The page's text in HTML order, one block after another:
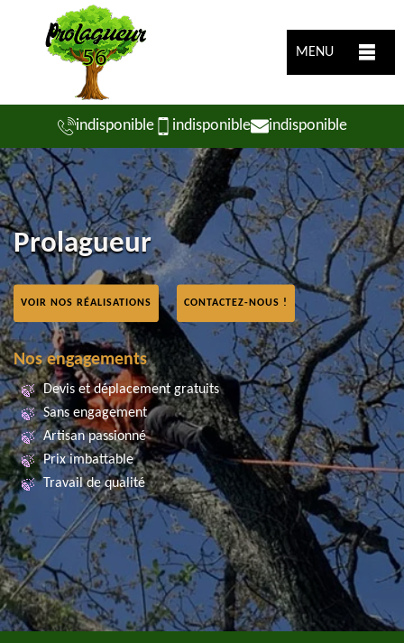
MENU
indisponible indisponible indisponible
Prolagueur
VOIR NOS RÉALISATIONS CONTACTEZ-NOUS !
Nos engagements
Devis et déplacement gratuits
Sans engagement
Artisan passionné
Prix imbattable
Travail de qualité